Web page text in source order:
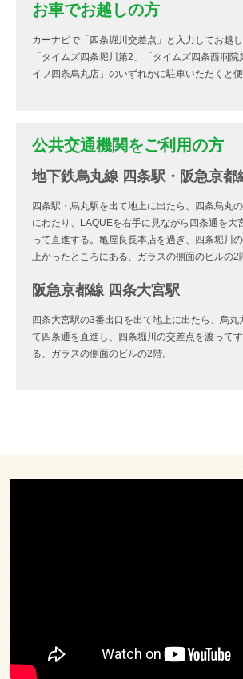
お車でお越しの方
カーナビで「四条堀川交差点」と入力してお越し
「タイムズ四条堀川第2」「タイムズ四条西洞
イフ四条烏丸店」のいずれかに駐車いただくと便
公共交通機関をご利用の方
地下鉄烏丸線 四条駅・阪急京都
四条駅・烏丸駅を出て地上に出たら、四条烏丸
にわたり、LAQUEを右手に見ながら四条通を大
って直進する。亀屋良長本店を過ぎ、四条堀川
上がったところにある、ガラスの側面のビルの2
阪急京都線 四条大宮駅
四条大宮駅の3番出口を出て地上に出たら、烏丸
て四条通を直進し、四条堀川の交差点を渡って
る、ガラスの側面のビルの2階。